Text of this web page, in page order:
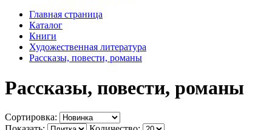
Главная страница
Каталог
Книги
Художественная литература
Рассказы, повести, романы
Рассказы, повести, романы
Сортировка: